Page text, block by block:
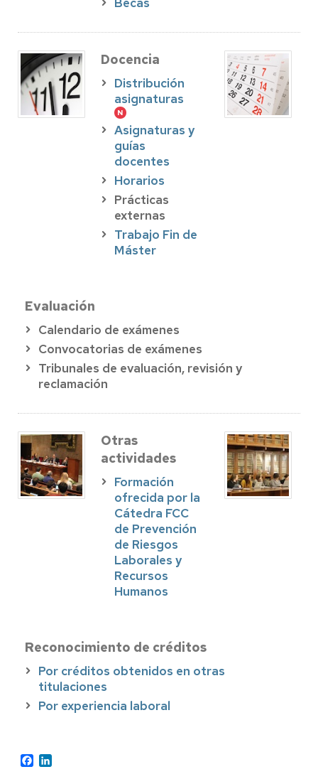
Docencia
Distribución
asignaturas
Asignaturas y
guías
docentes
Horarios
Prácticas
externas
Trabajo Fin de
Máster
Evaluación
Calendario de exámenes
Convocatorias de exámenes
Tribunales de evaluación, revisión y
reclamación
Otras
actividades
Formación
ofrecida por la
Cátedra FCC
de Prevención
de Riesgos
Laborales y
Recursos
Humanos
Reconocimiento de créditos
Por créditos obtenidos en otras
titulaciones
Por experiencia laboral
Facebook